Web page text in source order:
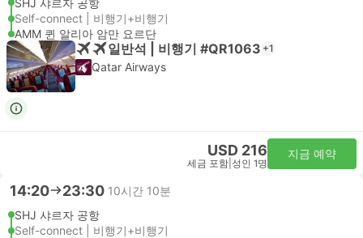
SHJ 샤르자 공항
Self-connect | 비행기+비행기
AMM 퀸 알리아 암만 요르단
일반석 | 비행기 #QR1063 +1
Qatar Airways
USD 216
세금 포함 성인 1명
지금 예약
14:20 23:30 10시간 10분
SHJ 샤르자 공항
Self-connect | 비행기+비행기